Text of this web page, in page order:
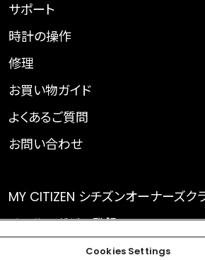
サポート
時計の操作
修理
お買い物ガイド
よくあるご質問
お問い合わせ
MY CITIZEN シチズンオーナーズク
メールマガジン登録
Cookies Settings